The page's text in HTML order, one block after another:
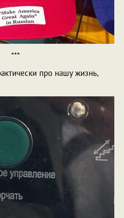
***
про нашу жизнь,